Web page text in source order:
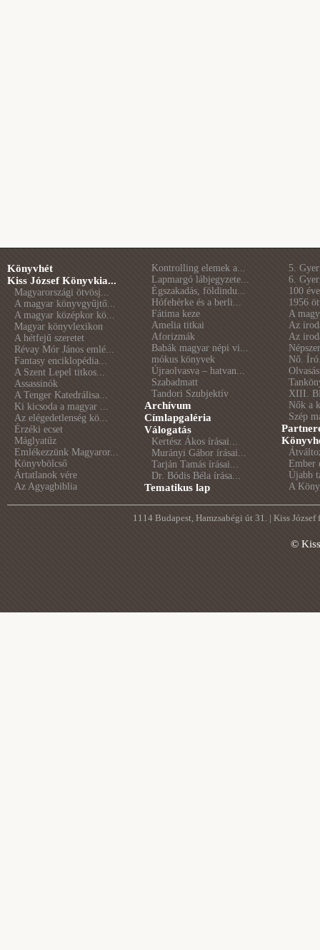
Könyvhét
Kiss József Könyvkia...
Magyarországi ötvösj...
A magyar könyvgyűjtő...
A magyar középkor kö...
Magyar könyvlexikon
A hétfejű szeretet
Révay Mór János emlé...
Fantasy enciklopédia...
A Szent Lepel titkos...
Assassinók
A Tenger Katedrálisa...
Ki kicsoda a magyar ...
Az elégedetlenség kö...
Érzéki ecset
Máglyatűz
Emlékezzünk Magyaror...
Könyvbölcső
Ártatlanok vére
Az Agyagbiblia
Kontrolling elemek a...
Lapmargó lábjegyzete...
Égszakadás, földindu...
Hófehérke és a berli...
Fátima keze
Amelia titkai
Aforizmák
Babák magyar népi vi...
mókus könyvek
Újraolvasva – hatvan...
Szabadmatt
Tandori Szubjektív
Archívum
Címlapgaléria
Válogatás
Kertész Ákos írásai...
Murányi Gábor írásai...
Tarján Tamás írásai...
Dr. Bódis Béla írása...
Tematikus lap
5.
6.
100
1956
A
Az
Az
Nő.
XIII.
Nők a
Szép
Ember
Újabb
A
1114 Budapest, Hamzsabégi út 31. | Kiss
©